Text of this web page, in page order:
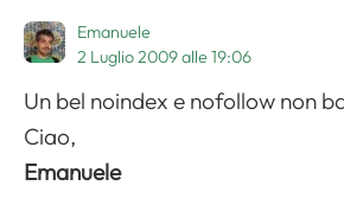
Emanuele
2 Luglio 2009 alle 19:06
Un bel noindex e nofollow non
Ciao,
Emanuele